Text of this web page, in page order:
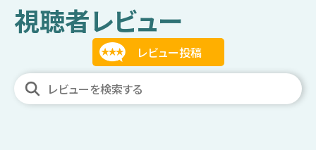
視聴者レビュー